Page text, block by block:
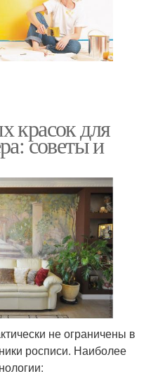
красок для
советы и
не ограничены в
росписи. Наиболее